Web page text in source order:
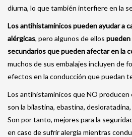
diurna, lo que también interfiere en la
Los antihistamínicos pueden ayudar a
alérgicas, pero algunos de ellos
secundarios que pueden afectar en la
muchos de sus embalajes incluyen de
efectos en la conducción que puedan
Los antihistamínicos que NO
son la bilastina, ebastina,
Son por tanto, mejores para la
en caso de sufrir alergia mientras